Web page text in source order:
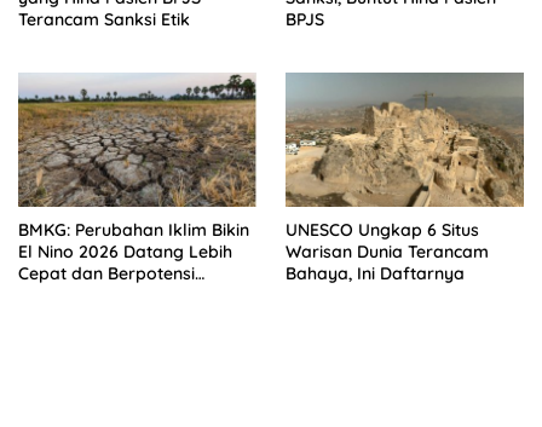
Terancam Sanksi Etik
BPJS
BMKG: Perubahan Iklim Bikin
El Nino 2026 Datang Lebih
Cepat dan Berpotensi
UNESCO Ungkap 6 Situs
Warisan Dunia Terancam
Bahaya, Ini Daftarnya